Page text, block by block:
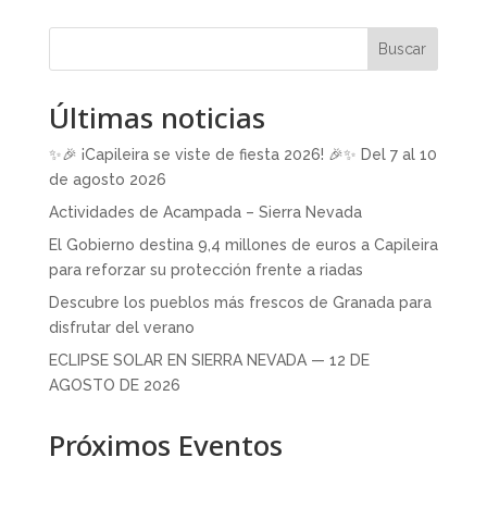
Buscar
Últimas noticias
✨🎉 ¡Capileira se viste de fiesta 2026! 🎉✨ Del 7 al 10
de agosto 2026
Actividades de Acampada – Sierra Nevada
El Gobierno destina 9,4 millones de euros a Capileira
para reforzar su protección frente a riadas
Descubre los pueblos más frescos de Granada para
disfrutar del verano
ECLIPSE SOLAR EN SIERRA NEVADA — 12 DE
AGOSTO DE 2026
Próximos Eventos